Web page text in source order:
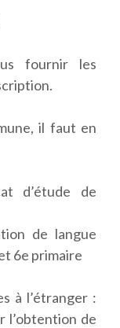
fournir les
il faut en
d’étude de
de langue
6e primaire
à l’étranger :
l’obtention de